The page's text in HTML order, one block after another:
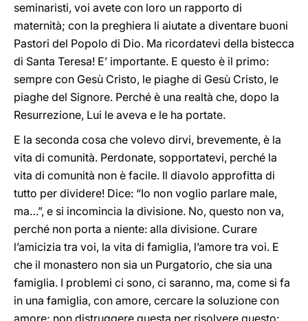
seminaristi, voi avete con loro un rapporto di
maternità; con la preghiera li aiutate a diventare buoni
Pastori del Popolo di Dio. Ma ricordatevi della bistecca
di Santa Teresa! E’ importante. E questo è il primo:
sempre con Gesù Cristo, le piaghe di Gesù Cristo, le
piaghe del Signore. Perché è una realtà che, dopo la
Resurrezione, Lui le aveva e le ha portate.
E la seconda cosa che volevo dirvi, brevemente, è la
vita di comunità. Perdonate, sopportatevi, perché la
vita di comunità non è facile. Il diavolo approfitta di
tutto per dividere! Dice: “Io non voglio parlare male,
ma…”, e si incomincia la divisione. No, questo non va,
perché non porta a niente: alla divisione. Curare
l’amicizia tra voi, la vita di famiglia, l’amore tra voi. E
che il monastero non sia un Purgatorio, che sia una
famiglia. I problemi ci sono, ci saranno, ma, come si fa
in una famiglia, con amore, cercare la soluzione con
amore; non distruggere questa per risolvere questo;